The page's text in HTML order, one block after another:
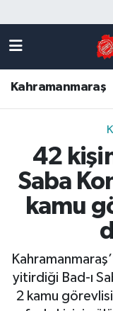
Kahramanmaraş
42
Saba
kamu
yitirdiği Bad-ı
2 kamu
ONİKİŞUBAT
ÖZEL HABER
Süper Lig
Tüm
Son Dakika
Haber Arşivi